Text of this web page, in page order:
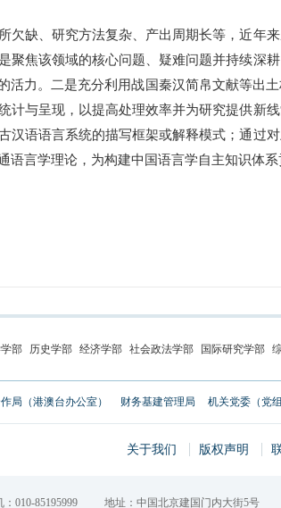
缺、研究方法复杂、产出周期长等，近年
聚焦该领域的核心问题、疑难问题并持续深
活力。二是充分利用战国秦汉简帛文献等出
计与呈现，以提高处理效率并为研究提供新
汉语语言系统的描写框架或解释模式；通过
语言学理论，为构建中国语言学自主知识体系
部 历史学部 经济学部 社会政法学部 国际研究学部
局（港澳台办公室） 财务基建管理局 机关党委（党
关于我们 版权声明
：010-85195999 地址：中国北京建国门内大街5号